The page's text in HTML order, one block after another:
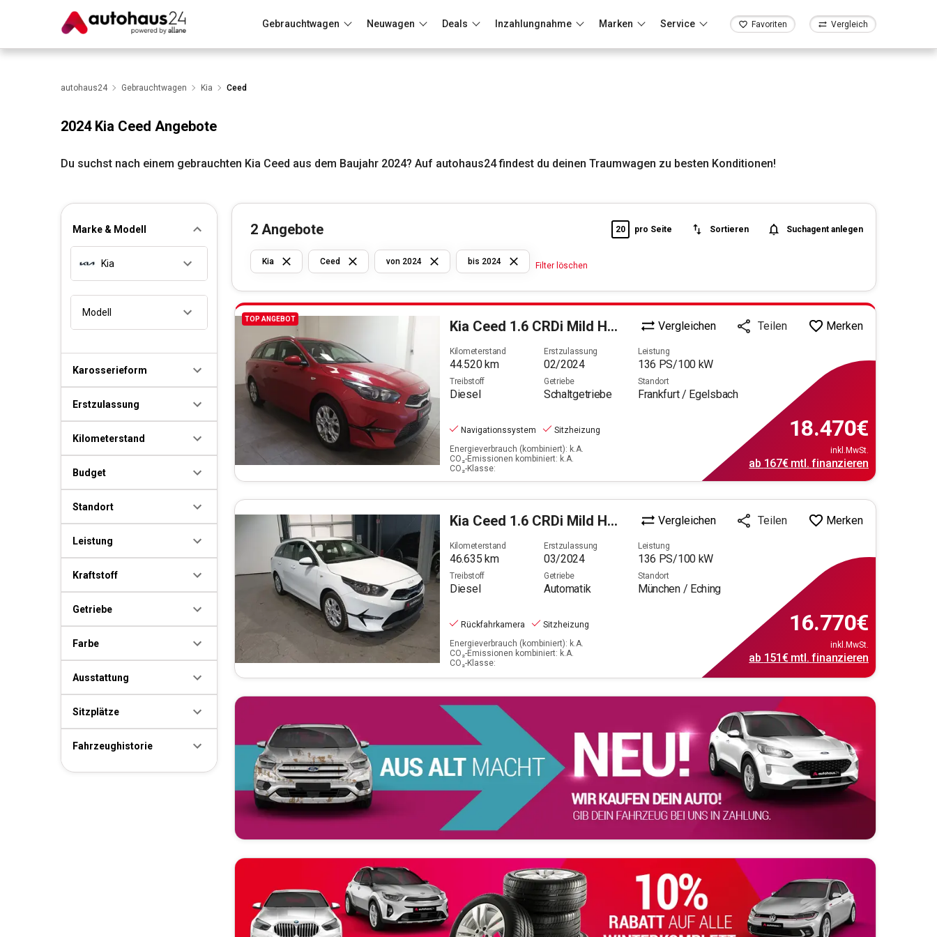
Gebrauchtwagen Neuwagen Deals Inzahlungnahme Marken Service Favoriten Vergleich
Wir bewerten dein AutoRund um die Inzahlungnahme
autohaus24 Gebrauchtwagen Kia Ceed
2024 Kia Ceed Angebote
Du suchst nach einem gebrauchten Kia Ceed aus dem Baujahr 2024? Auf autohaus24 findest du deinen Traumwagen zu besten Konditionen!
Marke & Modell
Kia
Modell
Karosserieform
Erstzulassung
Kilometerstand
Budget
Standort
Leistung
Kraftstoff
Getriebe
Farbe
Ausstattung
Sitzplätze
Fahrzeughistorie
2 Angebote
Kia
von
2024
Filter löschen
20 pro Seite Sortieren Suchagent anlegen
Kia Ceed von 2024 bis 2024 Filter löschen
TOP ANGEBOT Kia Ceed 1.6 CRDi Mild Hybrid Vision (EURO 6d) Vergleichen Teilen Merken
Kilometerstand
44.520km
Erstzulassung
02/2024
Leistung
136 PS/100 kW
Treibstoff
Diesel
Getriebe
Schaltgetriebe
Standort
Frankfurt / Egelsbach
Navigationssystem
Sitzheizung
Energieverbrauch (kombiniert): k.A.
CO₂-Emissionen kombiniert: k.A.
CO₂-Klasse:
18.470€
inkl.MwSt.
ab 167€mtl. finanzieren
Kia Ceed 1.6 CRDi Mild Hybrid Vision (EURO 6d) Vergleichen Teilen Merken
Kilometerstand
46.635 km
Erstzulassung
03/2024
Leistung
136 PS/100 kW
Treibstoff
Diesel
Getriebe
Automatik
Standort
München / Eching
Rückfahrkamera
Sitzheizung
Energieverbrauch (kombiniert): k.A.
CO₂-Emissionen kombiniert: k.A.
CO₂-Klasse:
16.770€
inkl.MwSt.
ab 151€mtl. finanzieren